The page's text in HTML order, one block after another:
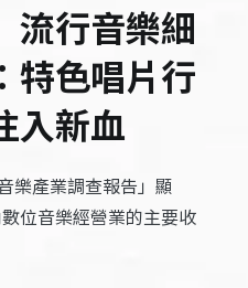
流行音樂細
特色唱片行
入新血
樂產業調查報告」顯
位音樂經營業的主要收